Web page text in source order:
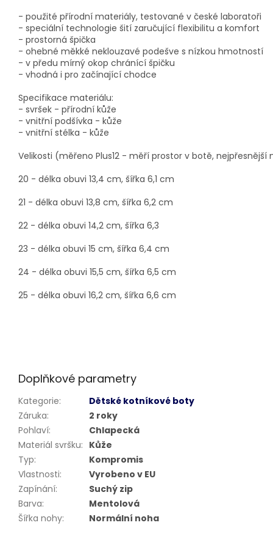
- použité přírodní materiály, testované v české laboratoři
- speciální technologie šití zaručující flexibilitu a komfort
- prostorná špička
- ohebné měkké neklouzavé podešve s nízkou hmotností
- v předu mírný okop chránící špičku
- vhodná i pro začínající chodce
Specifikace materiálu:
- svršek - přírodní kůže
- vnitřní podšívka - kůže
- vnitřní stélka - kůže
Velikosti (měřeno Plus12 - měří prostor v botě,
20 - délka obuvi 13,4 cm, šířka 6,1 cm
21 - délka obuvi 13,8 cm, šířka 6,2 cm
22 - délka obuvi 14,2 cm, šířka 6,3
23 - délka obuvi 15 cm, šířka 6,4 cm
24 - délka obuvi 15,5 cm, šířka 6,5 cm
25 - délka obuvi 16,2 cm, šířka 6,6 cm
Doplňkové parametry
Kategorie:
Dětské kotníkové boty
Záruka:
2 roky
Pohlaví:
Chlapecká
Materiál svršku: Kůže
Typ:
Kompromis
Vlastnosti:
Vyrobeno v EU
Zapínání:
Suchý zip
Barva:
Mentolová
Šířka nohy: Normální noha